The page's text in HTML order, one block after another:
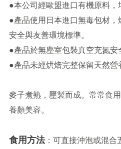
●本公司經歐盟進口有機原料，
●產品使用日本進口無毒包材
安全與友善環境標準。
●產品於無塵室包裝真空充氮安
●產品未經烘焙完整保留天然營
麥子煮熟，壓製而成。常常食
養顏美容。
食用方法：可直接沖泡或混合